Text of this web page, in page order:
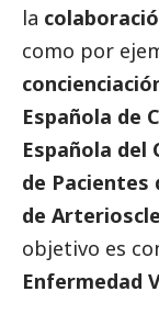
la
como por
Española de
Española del
de Pacientes
de
objetivo es
Enfermedad